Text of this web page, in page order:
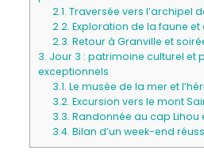
2.1. Traversée vers l’archipel
2.2. Exploration de la faune
2.3. Retour à Granville et
3. Jour 3 : patrimoine culturel et
exceptionnels
3.1. Le musée de la mer et
3.2. Excursion vers le mont
3.3. Randonnée au cap
3.4. Bilan d’un week-end